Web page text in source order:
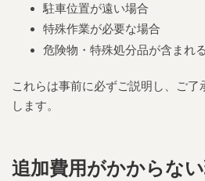
駐車位置が遠い場合
特殊作業が必要な場合
危険物・特殊処分品が含まれ
これらは事前に必ずご説明し、ご
します。
追加費用がかからな